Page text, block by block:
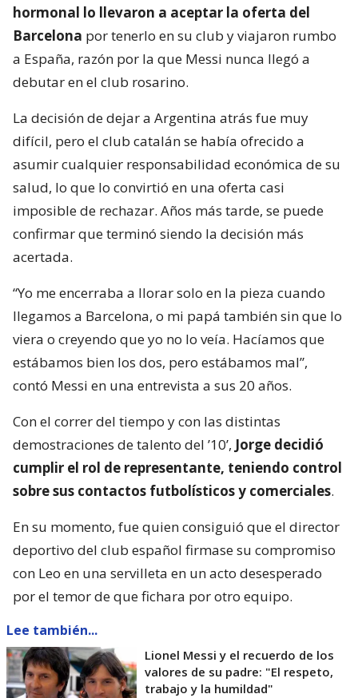
hormonal lo llevaron a aceptar la oferta del
Barcelona por tenerlo en su club y viajaron rumbo
a España, razón por la que Messi nunca llegó a
debutar en el club rosarino.
La decisión de dejar a Argentina atrás fue muy
difícil, pero el club catalán se había ofrecido a
asumir cualquier responsabilidad económica de su
salud, lo que lo convirtió en una oferta casi
imposible de rechazar. Años más tarde, se puede
confirmar que terminó siendo la decisión más
acertada.
“Yo me encerraba a llorar solo en la pieza cuando
llegamos a Barcelona, o mi papá también sin que lo
viera o creyendo que yo no lo veía. Hacíamos que
estábamos bien los dos, pero estábamos mal”,
contó Messi en una entrevista a sus 20 años.
Con el correr del tiempo y con las distintas
demostraciones de talento del ’10’, Jorge decidió
cumplir el rol de representante, teniendo control
sobre sus contactos futbolísticos y comerciales.
En su momento, fue quien consiguió que el director
deportivo del club español firmase su compromiso
con Leo en una servilleta en un acto desesperado
por el temor de que fichara por otro equipo.
Lee también...
Lionel Messi y el recuerdo de los
valores de su padre: "El respeto,
trabajo y la humildad"